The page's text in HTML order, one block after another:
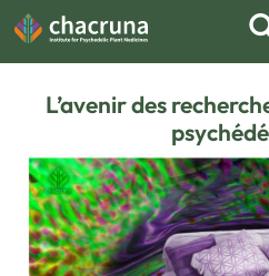
L’avenir des